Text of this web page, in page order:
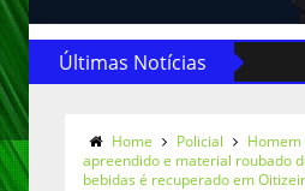
Últimas Notícias
Home Policial
Homem
apreendido e material roubado
bebidas é recuperado em